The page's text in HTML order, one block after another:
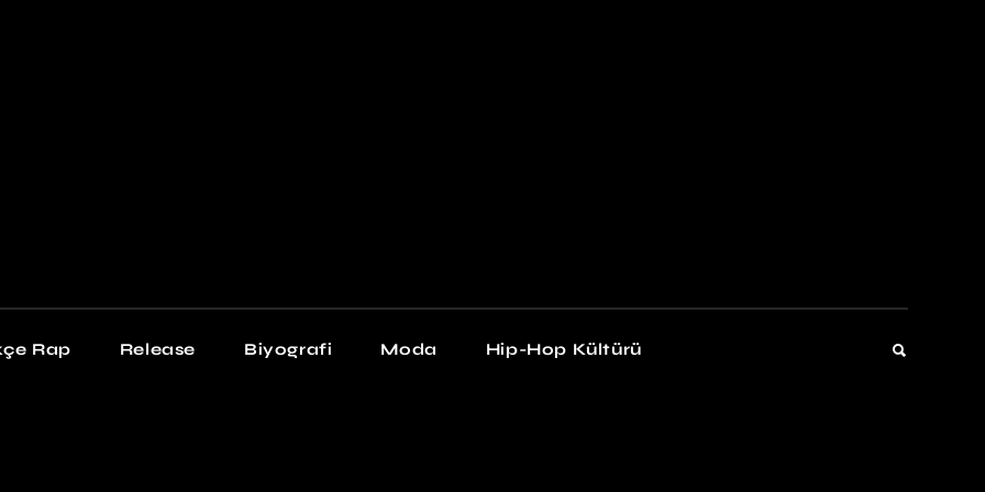
Rap Release Biyografi Moda Hip-Hop Kültürü